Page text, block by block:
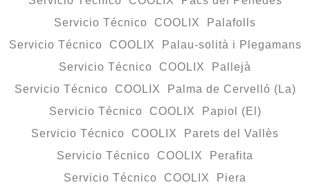
Servicio Técnico COOLIX Palafolls
Servicio Técnico COOLIX Palau-solità i Plegamans
Servicio Técnico COOLIX Pallejà
Servicio Técnico COOLIX Palma de Cervelló (La)
Servicio Técnico COOLIX Papiol (El)
Servicio Técnico COOLIX Parets del Vallès
Servicio Técnico COOLIX Perafita
Servicio Técnico COOLIX Piera